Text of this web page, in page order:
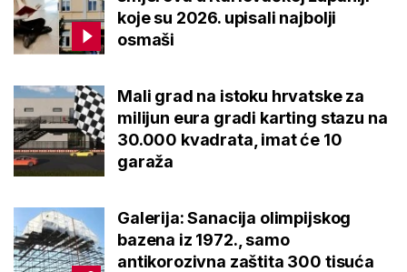
koje su 2026. upisali najbolji
osmaši
Mali grad na istoku hrvatske za
milijun eura gradi karting stazu na
30.000 kvadrata, imat će 10
garaža
Galerija: Sanacija olimpijskog
bazena iz 1972., samo
antikorozivna zaštita 300 tisuća